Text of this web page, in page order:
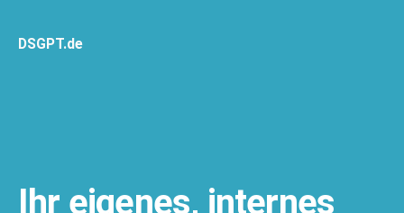
DSGPT.de
Ihr eigenes, internes